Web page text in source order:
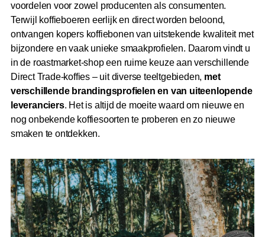
voordelen voor zowel producenten als consumenten.
Terwijl koffieboeren eerlijk en direct worden beloond,
ontvangen kopers koffiebonen van uitstekende kwaliteit met
bijzondere en vaak unieke smaakprofielen. Daarom vindt u
in de roastmarket-shop een ruime keuze aan verschillende
Direct Trade-koffies – uit diverse teeltgebieden, met
verschillende brandingsprofielen en van uiteenlopende
leveranciers. Het is altijd de moeite waard om nieuwe en
nog onbekende koffiesoorten te proberen en zo nieuwe
smaken te ontdekken.